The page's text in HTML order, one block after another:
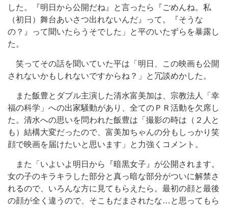
した。『明日から公開だね』と言ったら『ごめんね。私
（初日）舞台あいさつ出れないんだ』って。『そうな
の？』って聞いたらうそでした」と平のいたずらを暴露し
た。
笑ってその話を聞いていた平は「明日、この映画も公開
されないかもしれないですからね？」と冗談めかした。
また飯豊とダブル主演した清水富美加は、宗教法人「幸
福の科学」への出家騒動があり、全てのＰＲ活動を欠席し
た。清水への思いを問われた飯豊は「撮影の時は（２人と
も）結構大変だったので、富美加ちゃんの分もしっかり笑
顔で映画を届けたいと思います」と力強くコメント。
また「いよいよ明日から『暗黒女子』が公開されます。
女の子のキラキラした部分と真っ暗な部分がついに解禁さ
れるので、いろんな方に見てもらえたら。最初の顔と最後
の顔が全く違うので、そこもだまされたな…と思ってもら